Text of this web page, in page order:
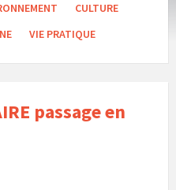
CULTURE
VIE PRATIQUE
passage en